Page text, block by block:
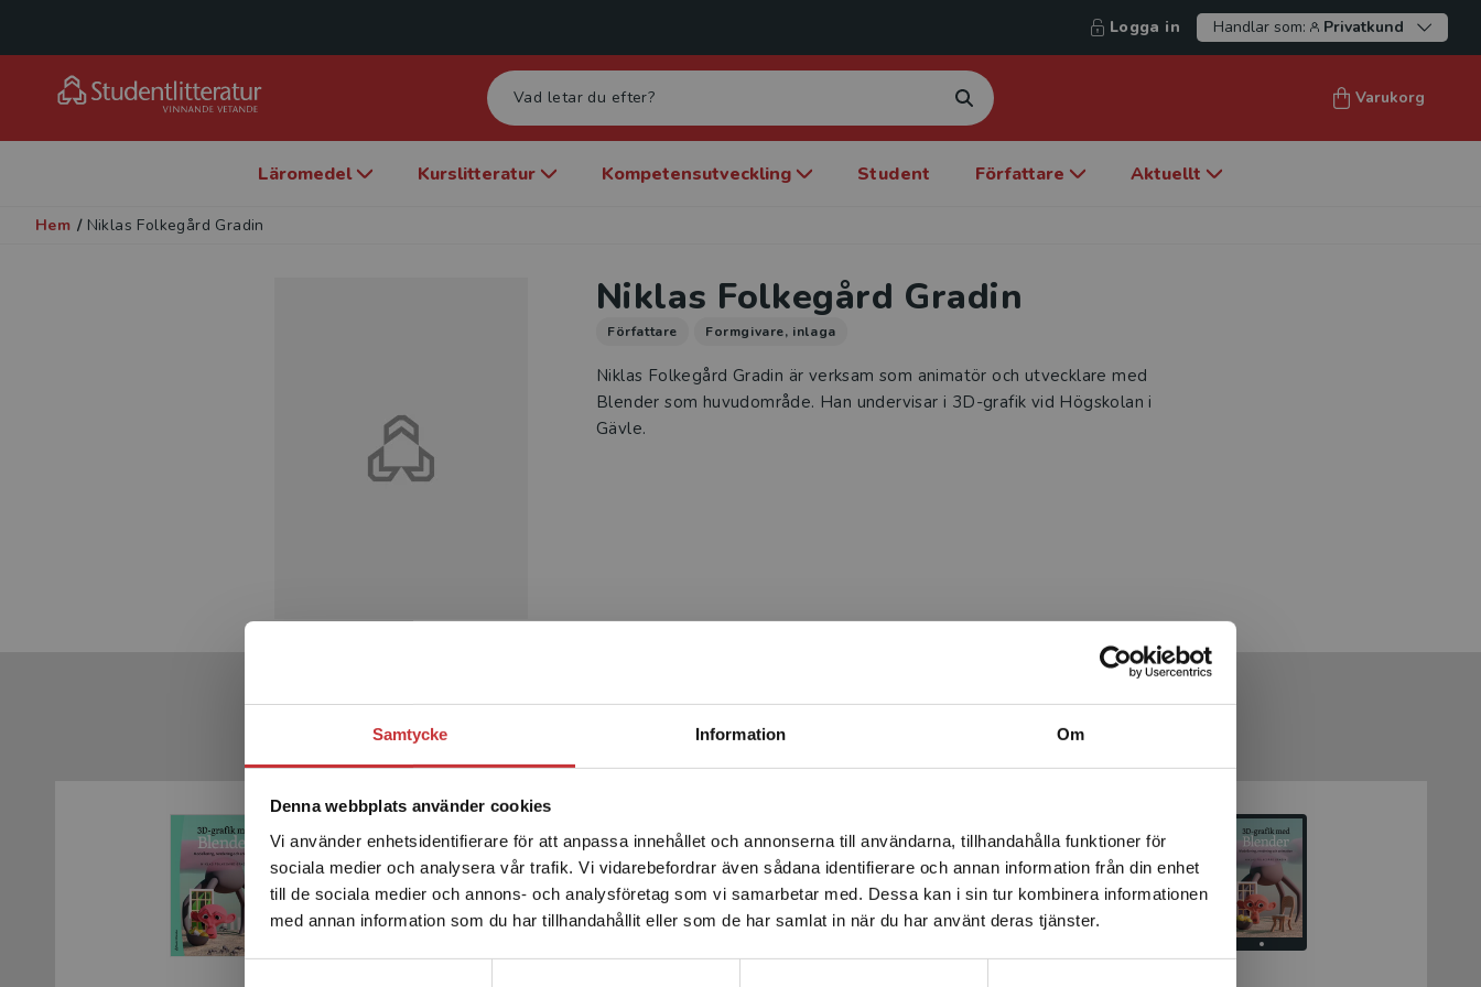
Samtycke Information Om
Denna webbplats använder cookies
Vi använder enhetsidentifierare för att anpassa innehållet och annonserna till användarna, tillhandahålla funktioner för
sociala medier och analysera vår trafik. Vi vidarebefordrar även sådana identifierare och annan information från din enhet
till de sociala medier och annons- och analysföretag som vi samarbetar med. Dessa kan i sin tur kombinera informationen
med annan information som du har tillhandahållit eller som de har samlat in när du har använt deras tjänster.
Begränsad fraktregion
Det verkar som att du besöker studentlitteratur.se via en
enhet utanför Sverige. Vi erbjuder inte leveranser utanför
Sverige. För att kunna slutföra ett köp måste
leveransadressen vara i Sverige.Läs mer
Logga in Handlar som: Privatkund
Varukorg
Läromedel Kurslitteratur Kompetensutveckling Student Författare Aktuellt
Hem / Niklas Folkegård Gradin
Niklas Folkegård Gradin
Författare Formgivare, inlaga
Niklas Folkegård Gradin är verksam som animatör och utvecklare med
Blender som huvudområde. Han undervisar i 3D-grafik vid Högskolan i
Gävle.
Produkter